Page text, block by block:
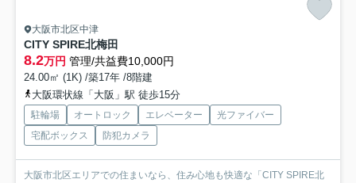
大阪市北区中津
CITY SPIRE北梅田
8.2万円 管理/共益費10,000円
24.00㎡ (1K) /築17年 /8階建
大阪環状線「大阪」駅 徒歩15分
駐輪場 オートロック エレベーター
光ファイバー
宅配ボックス
防犯カメラ
大阪市北区エリアでの住まいなら、住み心地も快適な「CITY SPIRE北